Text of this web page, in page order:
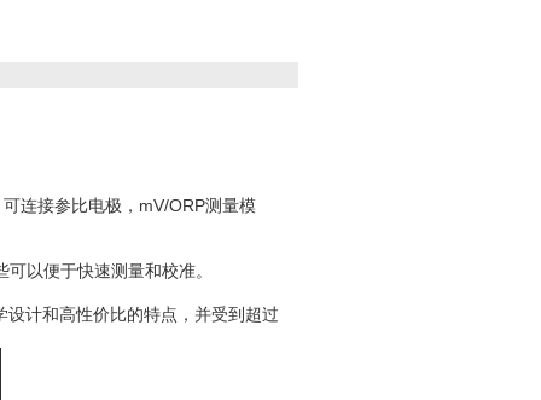
连接参比电极，mV/ORP测量模
以便于快速测量和校准。
计和高性价比的特点，并受到超过